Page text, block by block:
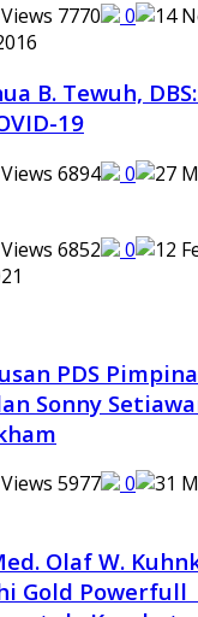
7770 0
B. Tewuh,
19
6894 0
6852
0
PDS
Sonny
5977 0
Olaf W.
Gold